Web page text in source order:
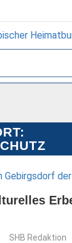
SHB Redaktion